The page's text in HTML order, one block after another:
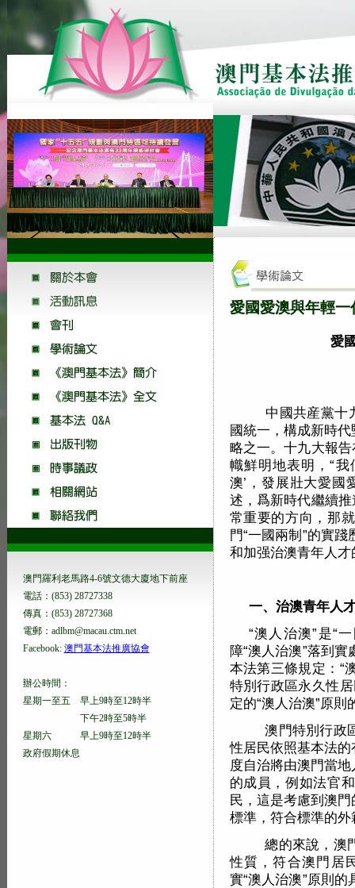
澳門羅利老馬路4-6號文德大廈地下前座
電話：(853) 28727338
傳真：(853) 28727368
電郵：adlbm@macau.ctm.net
Facebook: 澳門基本法推廣協會
辦公時間：
星期一至五 早上9時至12時半
下午2時至5時半
星期六 早上9時至12時半
政府假期休息
愛國愛澳與年輕
愛
中國共産黨十
國統一，構成新時
略之一。十九大報
幟鮮明地表明，“我
澳’，發展壯大愛國
述，爲新時代繼續
常重要的方向，那
門“一國兩制”的實
和加强治澳青年人
一、治澳青年人
“澳人治澳”是“
障“澳人治澳”落到
本法第三條規定：“
特別行政區永久性
定的“澳人治澳”原則
澳門特別行政
性居民依照基本法
度自治將由澳門當
的成員，例如法官
民，這是考慮到澳
標準，符合標準的
總的來說，澳
性質，符合澳門居
實“澳人治澳”原則